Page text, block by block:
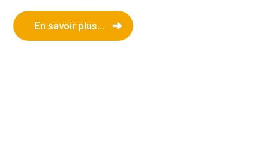
En savoir plus...